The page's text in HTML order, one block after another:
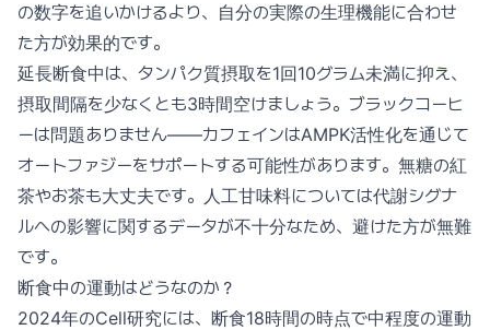
の数字を追いかけるより、自分の実際の生理機能に合わせ
た方が効果的です。
延長断食中は、タンパク質摂取を1回10グラム未満に抑え、
摂取間隔を少なくとも3時間空けましょう。ブラックコーヒ
ーは問題ありません——カフェインはAMPK活性化を通じて
オートファジーをサポートする可能性があります。無糖の紅
茶やお茶も大丈夫です。人工甘味料については代謝シグナ
ルへの影響に関するデータが不十分なため、避けた方が無難
です。
断食中の運動はどうなのか？
2024年のCell研究には、断食18時間の時点で中程度の運動